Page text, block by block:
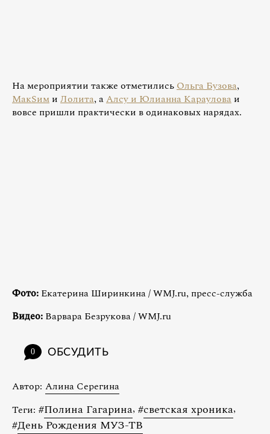
На мероприятии также отметилисьОльга Бузова,
МакSим и Лолита, аАлсу и Юлианна Караулова и
вовсе пришли практически в одинаковых нарядах.
Фото: Екатерина Ширинкина / WMJ.ru, пресс-служба
Видео: Варвара Безрукова / WMJ.ru
0 ОБСУДИТЬ
Автор: Алина Серегина
Теги: #Полина Гагарина, #светская хроника,
#День Рождения МУЗ-ТВ